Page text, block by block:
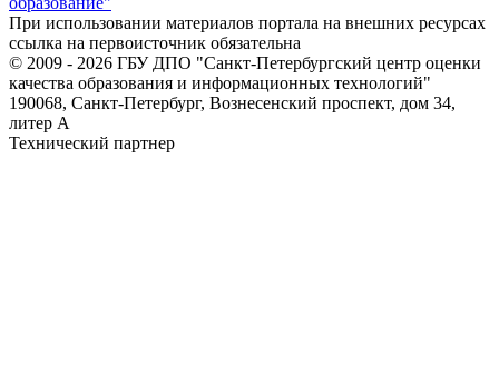
При использовании материалов портала на внешних ресурсах
ссылка на первоисточник обязательна
© 2009 - 2026 ГБУ ДПО "Санкт-Петербургский центр оценки
качества образования и информационных технологий"
190068, Санкт-Петербург, Вознесенский проспект, дом 34,
литер А
Технический партнер